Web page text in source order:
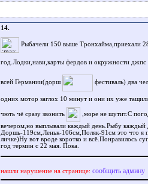
14.
Рыбачели 150 выше Тронхайма,приехали
год.Лодки,нави,карты фердов и окружности джпс
всей Германии(дорш фестиваль) два
одних мотор заглох 10 минут и они их уже
чють чё сразу звонить ,море не шутит.С
вечером,но выплывали каждый день.Рыбу каждый
Доршь-119см,Леньк-106см,Поляк-91см это что
личке)Ну вот вроде коротко и всё.Понравилось
год термин с 22 мая. Пока.
нашли нарушение на странице: сообщить админу